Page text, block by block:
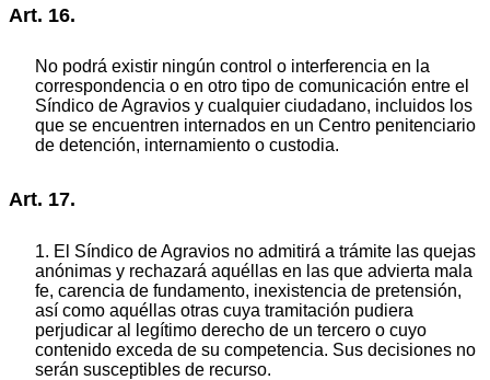
Art. 16.
No podrá existir ningún control o interferencia en la
correspondencia o en otro tipo de comunicación entre el
Síndico de Agravios y cualquier ciudadano, incluidos los
que se encuentren internados en un Centro penitenciario
de detención, internamiento o custodia.
Art. 17.
1. El Síndico de Agravios no admitirá a trámite las quejas
anónimas y rechazará aquéllas en las que advierta mala
fe, carencia de fundamento, inexistencia de pretensión,
así como aquéllas otras cuya tramitación pudiera
perjudicar al legítimo derecho de un tercero o cuyo
contenido exceda de su competencia. Sus decisiones no
serán susceptibles de recurso.